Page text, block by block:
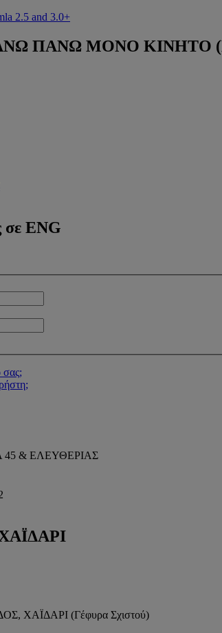
2.5 and 3.0+
ΠΑΝΩ ΜΟΝΟ ΚΙΝΗΤΟ
ENG
σας;
& ΕΛΕΥΘΕΡΙΑΣ
ΧΑΪΔΑΡΙ (Γέφυρα Σχιστού)